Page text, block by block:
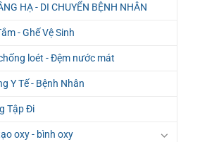
HẠ - DI CHUYỂN BỆNH NHÂN
- Ghế Vệ Sinh
loét - Đệm nước mát
Y Tế - Bệnh Nhân
Tập Đi
oxy - bình oxy